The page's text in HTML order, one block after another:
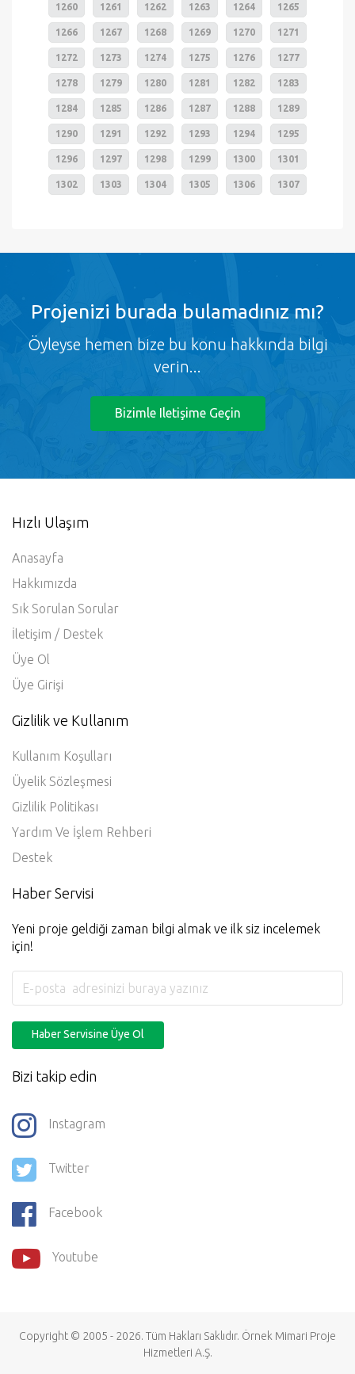
1260 1261 1262 1263 1264 1265
1266 1267 1268 1269 1270 1271
1272 1273 1274 1275 1276 1277
1278 1279 1280 1281 1282 1283
1284 1285 1286 1287 1288 1289
1290 1291 1292 1293 1294 1295
1296 1297 1298 1299 1300 1301
1302 1303 1304 1305 1306 1307
Projenizi burada bulamadınız mı?
Öyleyse hemen bize bu konu hakkında bilgi
verin...
Bizimle Iletişime Geçin
Hızlı Ulaşım
Anasayfa
Hakkımızda
Sık Sorulan Sorular
İletişim / Destek
Üye Ol
Üye Girişi
Gizlilik ve Kullanım
Kullanım Koşulları
Üyelik Sözleşmesi
Gizlilik Politikası
Yardım Ve İşlem Rehberi
Destek
Haber Servisi
Yeni proje geldiği zaman bilgi almak ve ilk siz incelemek
için!
Haber Servisine Üye Ol
Bizi takip edin
Instagram
Twitter
Facebook
Youtube
Copyright © 2005 - 2026. Tüm Hakları Saklıdır. Örnek Mimari Proje
Hizmetleri A.Ş.